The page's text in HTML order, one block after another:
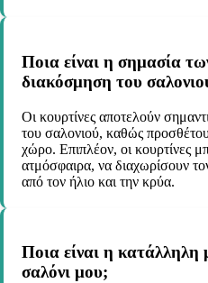
Ποια είναι η σημασία
διακόσμηση του
Οι κουρτίνες αποτελούν
του σαλονιού, καθώς
χώρο. Επιπλέον, οι κουρτίνες
ατμόσφαιρα, να διαχωρίσουν
από τον ήλιο και την κρύα.
Ποια είναι η κατάλληλη
σαλόνι μου;